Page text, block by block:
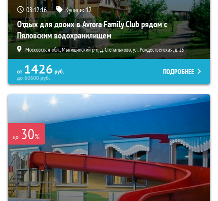
08:12:14 Купили:12
Отдых для двоих в Avrora Family Club рядом с
Пяловским водохранилищем
Московская обл., Мытищинский р-н, д. Степаньково, ул. Рождественская, д. 25
от 1426 руб.
до60600руб.
ПОДРОБНЕЕ
до 30%